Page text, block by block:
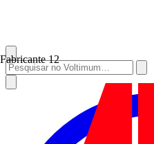
Fabricante 12